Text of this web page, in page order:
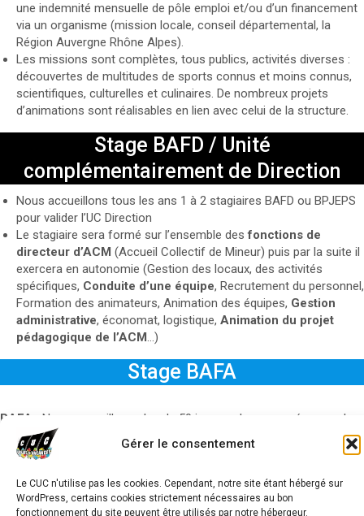
Gérer le consentement
Le CUC n'utilise pas les cookies. Cependant, notre site étant hébergé sur
WordPress, certains cookies strictement nécessaires au bon
fonctionnement du site peuvent être utilisés par notre hébergeur.
une indemnité mensuelle de pôle emploi et/ou d’un financement
via un organisme (mission locale, conseil départemental, la
Région Auvergne Rhône Alpes).
Les missions sont complètes, tous publics, activités diverses :
découvertes de multitudes de sports connus et moins connus,
scientifiques, culturelles et culinaires. De nombreux projets
d’animations sont réalisables en lien avec celui de la structure.
Stage BAFD / Unité
complémentairement de Direction
Nous accueillons tous les ans 1 à 2 stagiaires BAFD ou BPJEPS
pour valider l’UC Direction
Le stagiaire sera formé sur l’ensemble desfonctions de
directeur d’ACM (Accueil Collectif de Mineur) puis par la suite il
exercera en autonomie (Gestion des locaux, des activités
spécifiques, Conduite d’une équipe, Recrutement du personnel,
Formation des animateurs, Animation des équipes, Gestion
administrative, économat, logistique, Animation du projet
pédagogique de l’ACM…)
Stage BAFA
BAFA :
Nous accueillons plus de 50 jeunes chaque année, nous les
formons jusqu’à la validation de leur diplôme.